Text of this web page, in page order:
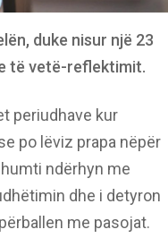
duke nisur një 23
të vetë-reflektimit.
periudhave kur
po lëviz prapa nëpër
ndërhyn me
dhe i detyron
me pasojat.